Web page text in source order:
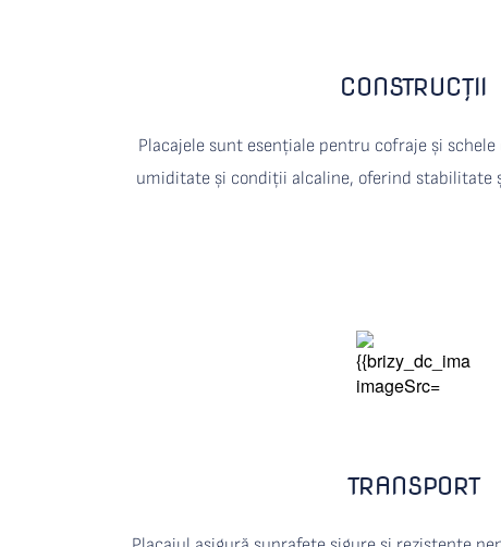
CONSTRUCȚII
Placajele sunt esențiale pentru cofraje și
umiditate și condiții alcaline, oferind
TRANSPORT